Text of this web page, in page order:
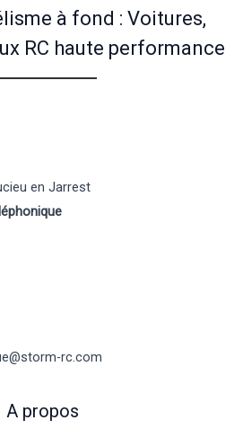
à fond : Voitures,
RC haute performance
en Jarrest
rc.com
A propos